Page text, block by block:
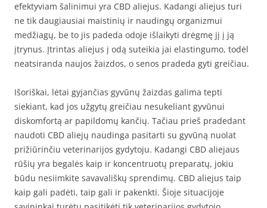
efektyviam šalinimui yra CBD aliejus. Kadangi aliejus turi
ne tik daugiausiai maistinių ir naudingų organizmui
medžiagų, be to jis padeda odoje išlaikyti drėgmę jį į ją
įtrynus. Įtrintas aliejus į odą suteikia jai elastingumo, todėl
neatsiranda naujos žaizdos, o senos pradeda gyti greičiau.
Išoriškai, lėtai gyjančias gyvūnų žaizdas galima tepti
siekiant, kad jos užgytų greičiau nesukeliant gyvūnui
diskomfortą ar papildomų kančių. Tačiau prieš pradedant
naudoti CBD aliejų naudinga pasitarti su gyvūną nuolat
prižiūrinčiu veterinarijos gydytoju. Kadangi CBD aliejaus
rūšių yra begalės kaip ir koncentruotų preparatų, jokiu
būdu nesiimkite savavališkų sprendimų. CBD aliejus taip
kaip gali padėti, taip gali ir pakenkti. Šioje situacijoje